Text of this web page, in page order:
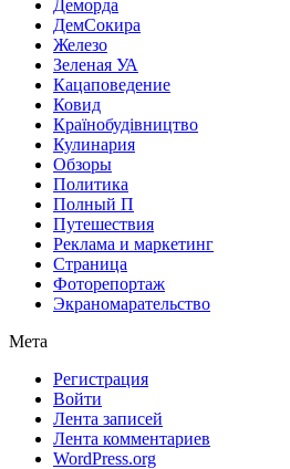
Деморда
ДемСокира
Железо
Зеленая УА
Кацаповедение
Ковид
Країнобудівництво
Кулинария
Обзоры
Политика
Полный П
Путешествия
Реклама и маркетинг
Страница
Фоторепортаж
Экраномарательство
Мета
Регистрация
Войти
Лента записей
Лента комментариев
WordPress.org